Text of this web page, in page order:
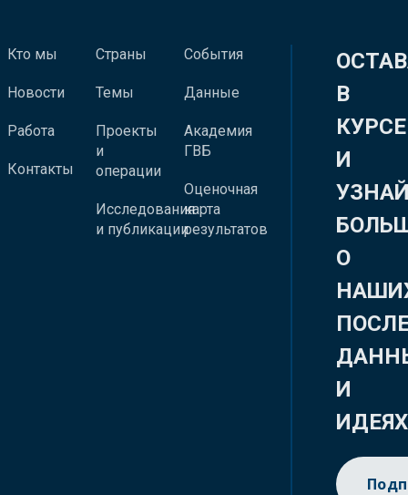
Кто мы
Новости
Работа
Контакты
Страны
Темы
Проекты
и
операции
Исследования
и публикации
События
Данные
Академия
ГВБ
Оценочная
карта
результатов
В
КУРСЕ
И
О
И
ИДЕЯХ